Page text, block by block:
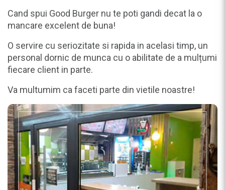
Cand spui Good Burger nu te poti gandi decat la o
mancare excelent de buna!
O servire cu seriozitate si rapida in acelasi timp, un
personal dornic de munca cu o abilitate de a mulțumi
fiecare client in parte.
Va multumim ca faceti parte din vietile noastre!